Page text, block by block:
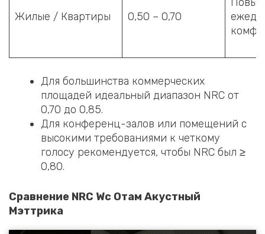
Жилые / Квартиры 0,50 – 0,70
Для большинства коммерческих
площадей идеальный диапазон NRC от
0,70 до 0,85.
Для конференц-залов или помещений с
высокими требованиями к четкому
голосу рекомендуется, чтобы NRC был ≥
0,80.
Сравнение NRC Wс Oтам Aкустный
Mэттрика